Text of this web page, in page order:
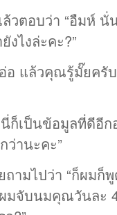
วตอบว่า “อืมห์ นั่
งไงล่ะคะ?”
อ แล้วคุณรู้มั๊ยครั
ก็เป็นข้อมูลที่ดีอีก
ว่านะคะ”
ามไปว่า “ก็ผมก็
มจับนมคุณวันละ